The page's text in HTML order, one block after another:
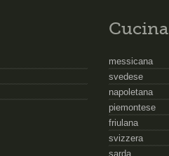
Cucina
messicana
svedese
napoletana
piemontese
friulana
svizzera
sarda